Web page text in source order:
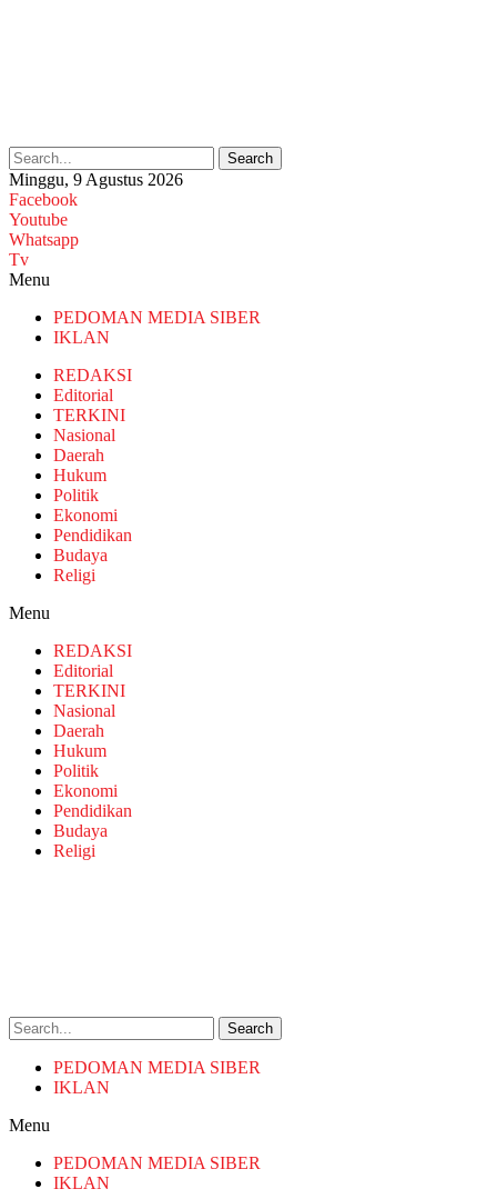
Search
Minggu, 9 Agustus 2026
Facebook
Youtube
Whatsapp
Tv
Menu
PEDOMAN MEDIA SIBER
IKLAN
REDAKSI
Editorial
TERKINI
Nasional
Daerah
Hukum
Politik
Ekonomi
Pendidikan
Budaya
Religi
Menu
REDAKSI
Editorial
TERKINI
Nasional
Daerah
Hukum
Politik
Ekonomi
Pendidikan
Budaya
Religi
Search
PEDOMAN MEDIA SIBER
IKLAN
Menu
PEDOMAN MEDIA SIBER
IKLAN